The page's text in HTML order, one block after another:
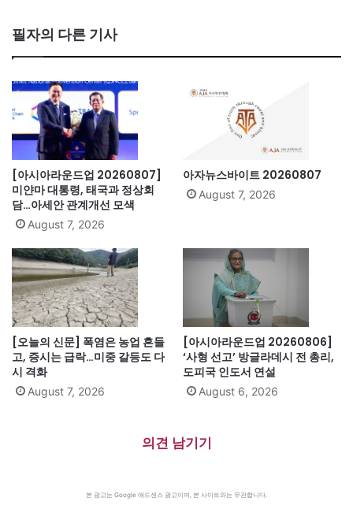
필자의 다른 기사
[아시아라운드업 20260807]
미얀마 대통령, 태국과 정상회
담…아세안 관계개선 모색
August 7, 2026
아자뉴스바이트 20260807
August 7, 2026
[오늘의 신문] 폭염은 농업 흔들
고, 증시는 급락…미중 갈등도 다
시 격화
August 7, 2026
[아시아라운드업 20260806]
‘사형 선고’ 방글라데시 전 총리,
도피국 인도서 연설
August 6, 2026
의견 남기기
본 광고는 Google 애드센스 광고이며, 본 사이트와는 무관합니다.